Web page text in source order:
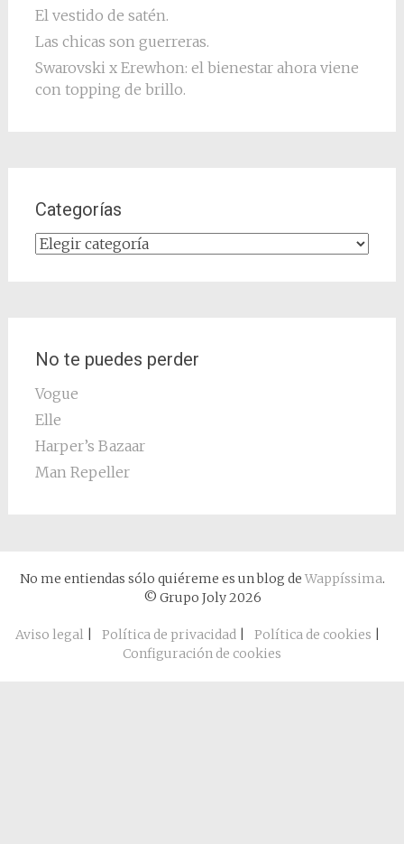
El vestido de satén.
Las chicas son guerreras.
Swarovski x Erewhon: el bienestar ahora viene
con topping de brillo.
Categorías
Categorías
No te puedes perder
Vogue
Elle
Harper’s Bazaar
Man Repeller
No me entiendas sólo quiéreme es un blog de Wappíssima.
© Grupo Joly 2026
Aviso legal| Política de privacidad| Política de cookies
Configuración de cookies